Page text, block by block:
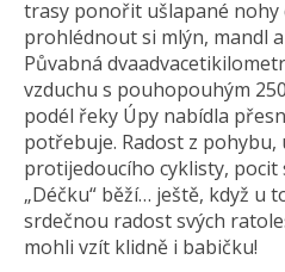
trasy ponořit ušlapané nohy
prohlédnout si mlýn, mandl
Půvabná
vzduchu s pouhopouhým
podél řeky Úpy nabídla
potřebuje. Radost z
protijedoucího cyklisty, pocit
„Déčku“ běží… ještě, když u
srdečnou radost svých
mohli vzít klidně i babičku!